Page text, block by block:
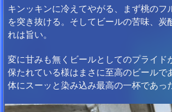
キンッキンに冷えてやがる、まず桃のフ
を突き抜ける。そしてビールの苦味、炭
れは旨い。
変に甘みも無くビールとしてのプライド
保たれている様はまさに至高のビールで
体にスーッと染み込み最高の一杯であっ